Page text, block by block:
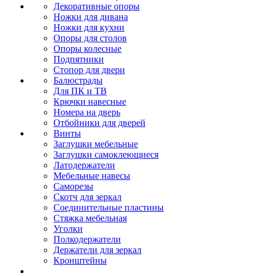
Декоративные опоры
Ножки для дивана
Ножки для кухни
Опоры для столов
Опоры колесные
Подпятники
Стопор для двери
Балюстрады
Для ПК и ТВ
Крючки навесные
Номера на дверь
Отбойники для дверей
Винты
Заглушки мебельные
Заглушки самоклеющиеся
Латодержатели
Мебельные навесы
Саморезы
Скотч для зеркал
Соединительные пластины
Стяжка мебельная
Уголки
Полкодержатели
Держатели для зеркал
Кронштейны